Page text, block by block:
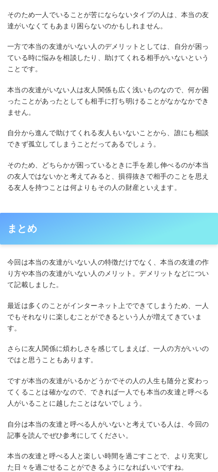
そのため一人でいることが苦にならないタイプの人は、本当の友
達がいなくてもあまり困らないのかもしれません。
一方で本当の友達がいない人のデメリットとしては、自分が困っ
ている時に悩みを相談したり、助けてくれる相手がいないという
ことです。
本当の友達がいない人は友人関係も広く浅いものなので、何か困
ったことがあったとしても相手に打ち明けることがなかなかでき
ません。
自分から進んで助けてくれる友人もいないことから、誰にも相談
できず孤立してしまうことだってあるでしょう。
そのため、どちらかが困っているときに手を差し伸べるのが本当
の友人ではないかと考えてみると、損得抜きで相手のことを思え
る友人を持つことは何よりもその人の財産といえます。
まとめ
今回は本当の友達がいない人の特徴だけでなく、本当の友達の作
り方や本当の友達がいない人のメリット。デメリットなどについ
て記載しました。
最近は多くのことがインターネット上でできてしまうため、一人
でもそれなりに楽しむことができるという人が増えてきていま
す。
さらに友人関係に煩わしさを感じてしまえば、一人の方がいいの
ではと思うこともあります。
ですが本当の友達がいるかどうかでその人の人生も随分と変わっ
てくることは確かなので、できれば一人でも本当の友達と呼べる
人がいることに越したことはないでしょう。
自分は本当の友達と呼べる人がいないと考えている人は、今回の
記事を読んでぜひ参考にしてください。
本当の友達と呼べる人と楽しい時間を過ごすことで、より充実し
た日々を過ごせることができるようになればいいですね。